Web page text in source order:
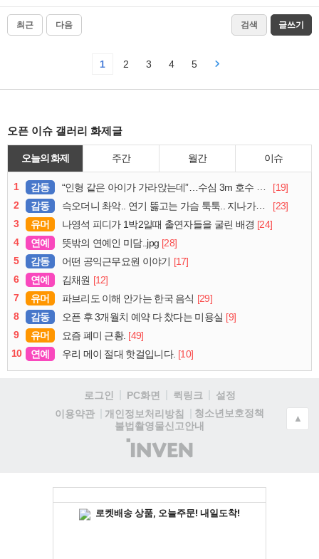
최근 다음 검색 글쓰기
1 2 3 4 5
오픈 이슈 갤러리 화제글
오늘의 화제 주간 월간 이슈
1 감동 “인형 같은 아이가 가라앉는데”…수심 3m 호수 뛰어든 60대 의인
[19]
2
감동 슥오더니 촤악.. 연기 뚫고는 가슴 툭툭.. 지나가던 아재의 정체
[23]
3
유머 나영석 피디가 1박2일때 출연자들을 굴린 배경 [24]
4
연예 뜻밖의 연예인 미담..jpg [28]
5
감동 어떤 공익근무요원 이야기 [17]
6
연예 김채원 [12]
7
유머 파브리도 이해 안가는 한국 음식 [29]
8
감동 오픈 후 3개월치 예약 다 찼다는 미용실 [9]
9
유머 요즘 폐미 근황. [49]
10
연예 우리 메이 절대 핫걸입니다. [10]
로그인 PC화면 퀵링크
설정
이용약관
개인정보처리방침
청소년보호정책
불법촬영물신고안내
(주)
인
▲